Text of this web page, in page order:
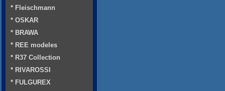
* Fleischmann
* OSKAR
* BRAWA
* REE modeles
* R37 Collection
* RIVAROSSI
* FULGUREX